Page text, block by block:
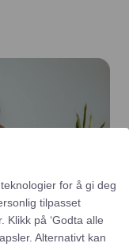
for å gi deg
tilpasset
Klikk på ‘Godta alle
Alternativt kan